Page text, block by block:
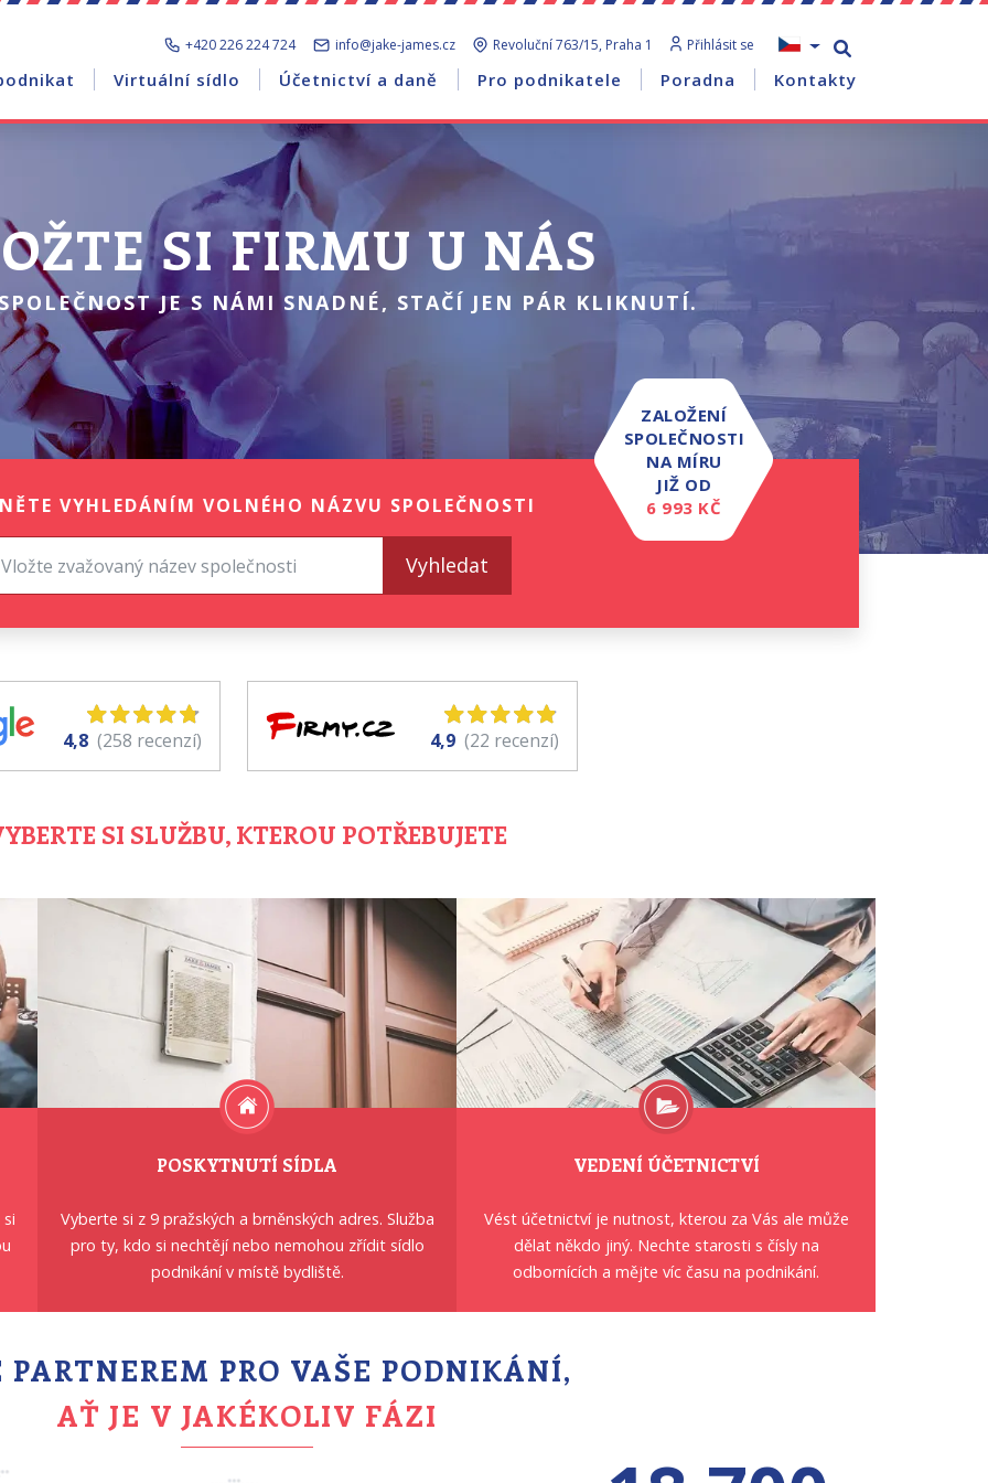
+420 226 224 724 info@jake-james.cz Revoluční 763/15, Praha 1 Přihlásit se
Virtuální sídlo Účetnictví a daně Pro podnikatele Poradna Kontakty
SI FIRMU U NÁS
JE S NÁMI SNADNÉ, STAČÍ JEN PÁR KLIKNUTÍ.
ZALOŽENÍ
SPOLEČNOSTI
NA MÍRU
JIŽ OD
6 993 KČ
VYHLEDÁNÍM VOLNÉHO NÁZVU SPOLEČNOSTI
Vyhledat
4,8 (258 recenzí) 4,9 (22 recenzí)
SI SLUŽBU, KTEROU POTŘEBUJETE
POSKYTNUTÍ SÍDLA
Vyberte si z 9 pražských a brněnských adres. Služba
pro ty, kdo si nechtějí nebo nemohou zřídit sídlo
podnikání v místě bydliště.
VEDENÍ ÚČETNICTVÍ
Vést účetnictví je nutnost, kterou za Vás ale může
dělat někdo jiný. Nechte starosti s čísly na
odbornících a mějte víc času na podnikání.
PARTNEREM PRO VAŠE PODNIKÁNÍ,
AŤ JE V JAKÉKOLIV FÁZI